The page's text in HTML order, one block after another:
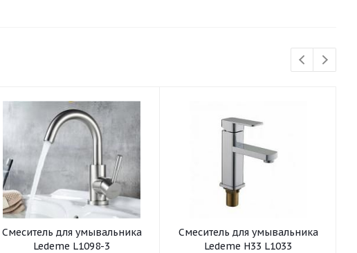
Смеситель для умывальника
Ledeme L1098-3
Смеситель для умывальника
Ledeme H33 L1033